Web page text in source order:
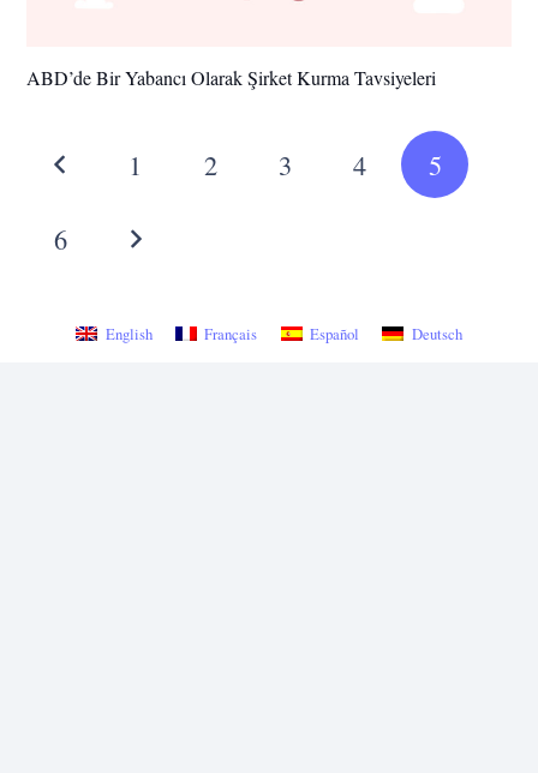
ABD’de Bir Yabancı Olarak Şirket Kurma Tavsiyeleri
1 2 3 4 5
6
English Français Español Deutsch